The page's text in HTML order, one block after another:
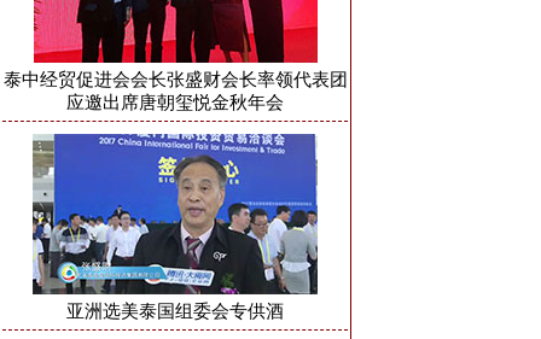
泰中经贸促进会会长张盛财会长率领代表团
应邀出席唐朝玺悦金秋年会
亚洲选美泰国组委会专供酒